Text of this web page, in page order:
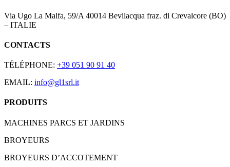
Via Ugo La Malfa, 59/A 40014 Bevilacqua fraz. di Crevalcore (BO)
– ITALIE
CONTACTS
TÉLÉPHONE: +39 051 90 91 40
EMAIL: info@gl1srl.it
PRODUITS
MACHINES PARCS ET JARDINS
BROYEURS
BROYEURS D’ACCOTEMENT